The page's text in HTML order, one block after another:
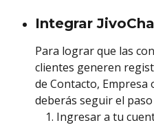
Integrar
Para lograr que las
clientes generen
de Contacto, Empresa
deberás seguir el
Ingresar a tu